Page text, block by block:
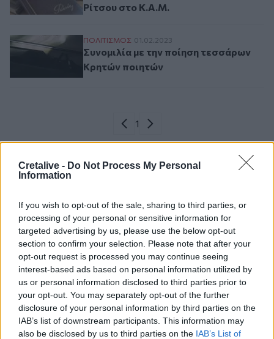
Cretalive - Do Not Process My Personal
Information
If you wish to opt-out of the sale, sharing to third parties, or
processing of your personal or sensitive information for
targeted advertising by us, please use the below opt-out
section to confirm your selection. Please note that after your
opt-out request is processed you may continue seeing
interest-based ads based on personal information utilized by
us or personal information disclosed to third parties prior to
your opt-out. You may separately opt-out of the further
disclosure of your personal information by third parties on the
IAB’s list of downstream participants. This information may
also be disclosed by us to third parties on the IAB’s List of
Ρίτσου στο Κ.Α.Μ.
Συνομιλία με την ποίηση τεσσάρων
ΠΟΛΙΤΙΣΜΟΣ 01.02.2023
Συνομιλία με την ποίηση τεσσάρων
Κρητών ποιητών
Σελιδοποίηση
Προηγούμενη σελίδα
Current page
1 Next page
07:15
ΑΑΔΕ: Ανοιχτό το σύστημα Ενιαίας Αίτησης Ενίσχυσης
2025 – Μέχρι πότε μπορούν να γίνουν διορθώσεις
07:07
Τέσσερις ασκήσεις σε όρθια στάση που μετά τα 60
ενδυναμώνουν τους γλουτούς καλύτερα από τα squats -
Βίντεο